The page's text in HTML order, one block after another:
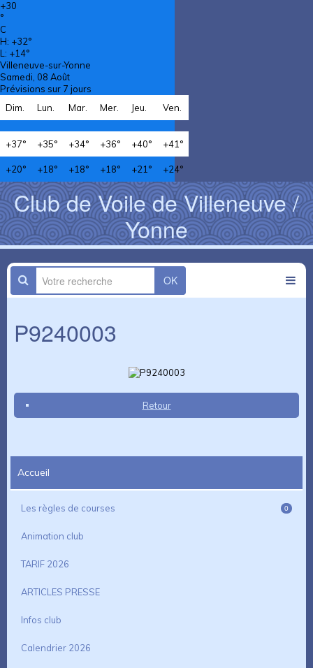
+30
°
C
H: +32°
L: +14°
Villeneuve-sur-Yonne
Samedi, 08 Août
Prévisions sur 7 jours
Dim.
Lun. Mar. Mer. Jeu. Ven.
+37° +35° +34° +36° +40° +41°
+20° +18° +18° +18° +21° +24°
Club de Voile de Villeneuve /
Yonne
OK
P9240003
Retour
Accueil
Les règles de courses 0
Animation club
TARIF 2026
ARTICLES PRESSE
Infos club
Calendrier 2026